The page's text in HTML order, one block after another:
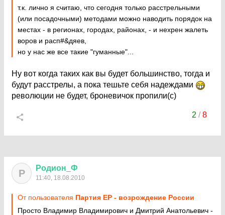
т.к. лично я считаю, что сегодня только расстрельными
(или посадочными) методами можно наводить порядок на
местах - в регионах, городах, районах, - и нехрен жалеть
воров и расп#&дяев,
но у нас же все такие "гуманные"...
Ну вот когда таких как вы будет большинство, тогда и
будут расстрелы, а пока тешьте себя надеждами
революции не будет, броневичок пропили(с)
2 /8
Р Родион Ф
11:40, 18.08.2010
От пользователя Партия ЕР - возрождение России
Просто Владимир Владимирович и Дмитрий Анатольевич -